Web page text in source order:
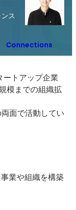
ス
Connections
ートアップ企業
模までの組織拡
面で活動してい
業や組織を構築